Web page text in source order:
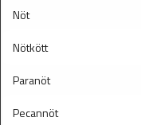
Nöt
Nötkött
Paranöt
Pecannöt